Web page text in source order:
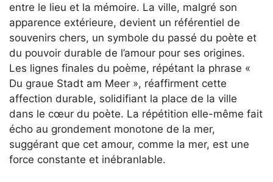
entre le lieu et la mémoire. La ville, malgré son
apparence extérieure, devient un référentiel de
souvenirs chers, un symbole du passé du poète et
du pouvoir durable de l’amour pour ses origines.
Les lignes finales du poème, répétant la phrase «
Du graue Stadt am Meer », réaffirment cette
affection durable, solidifiant la place de la ville
dans le cœur du poète. La répétition elle-même fait
écho au grondement monotone de la mer,
suggérant que cet amour, comme la mer, est une
force constante et inébranlable.